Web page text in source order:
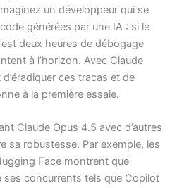
un développeur qui se
générées par une IA : si le
deux heures de débogage
à l’horizon. Avec Claude
ces tracas et de
à la première essaie.
Claude Opus 4.5 avec d’autres
sa robustesse. Par exemple, les
Face montrent que
ses concurrents tels que Copilot